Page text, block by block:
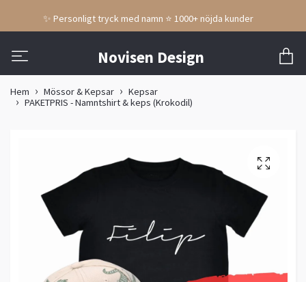
✨ Personligt tryck med namn ⭐ 1000+ nöjda kunder
Novisen Design
Hem Mössor & Kepsar
Kepsar
PAKETPRIS - Namntshirt & keps (Krokodil)